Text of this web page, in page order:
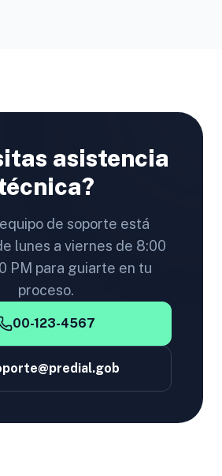
asistencia
de soporte está
lunes a viernes de 8:00
PM para guiarte en tu
proceso.
00-123-4567